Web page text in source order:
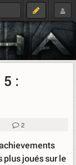
:
2
joués sur le